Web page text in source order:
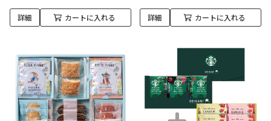
詳細 カートに入れる 詳細 カートに入れる